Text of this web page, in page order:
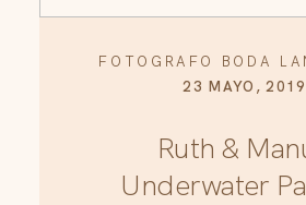
FOTOGRAFO BODA
23 MAYO, 2019
Ruth &
Underwater